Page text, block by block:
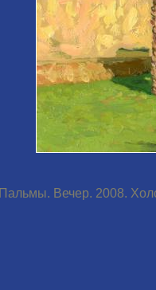
Пальмы. Вечер. 2008.